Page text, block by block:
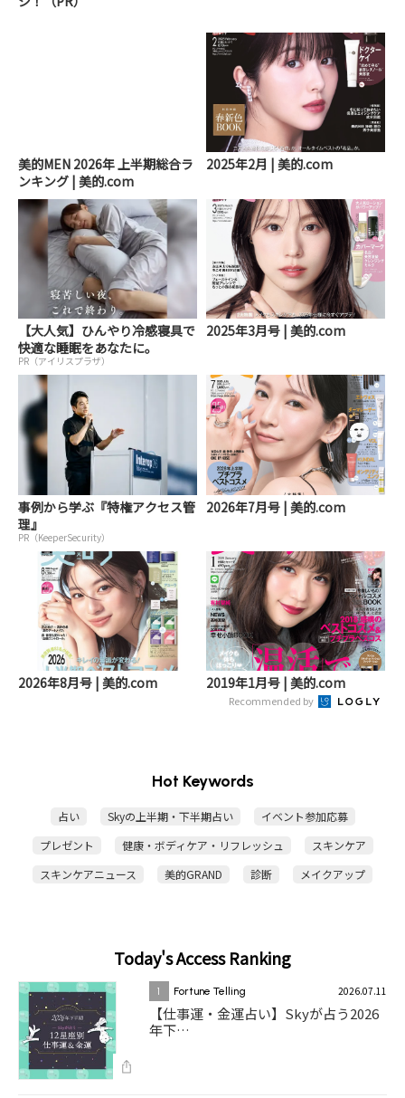
美的MEN 2026年 上半期総合ラ
ンキング | 美的.com
2025年2月 | 美的.com
【大人気】ひんやり冷感寝具で
快適な睡眠をあなたに。
PR（アイリスプラザ）
2025年3月号 | 美的.com
事例から学ぶ『特権アクセス管
理』
PR（KeeperSecurity）
2026年7月号 | 美的.com
2026年8月号 | 美的.com 2019年1月号 | 美的.com
Recommended by
Hot Keywords
占い Skyの上半期・下半期占い
イベント参加応募
プレゼント
健康・ボディケア・リフレッシュ
スキンケア
スキンケアニュース
美的GRAND 診断 メイクアップ
Today's Access Ranking
1 Fortune Telling 2026.07.11
【仕事運・金運占い】Skyが占う2026
年下…